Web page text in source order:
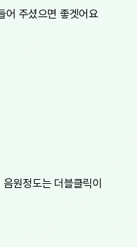
어 주셨으면 좋겟어요
원정도는 더블클릭이